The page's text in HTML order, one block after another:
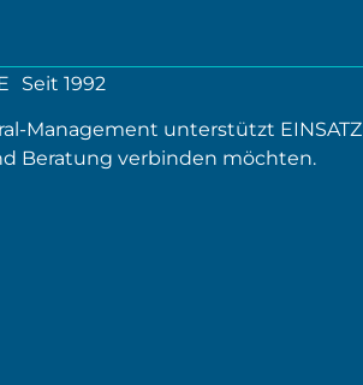
Seit 1992
Management unterstützt
Beratung verbinden möchten.